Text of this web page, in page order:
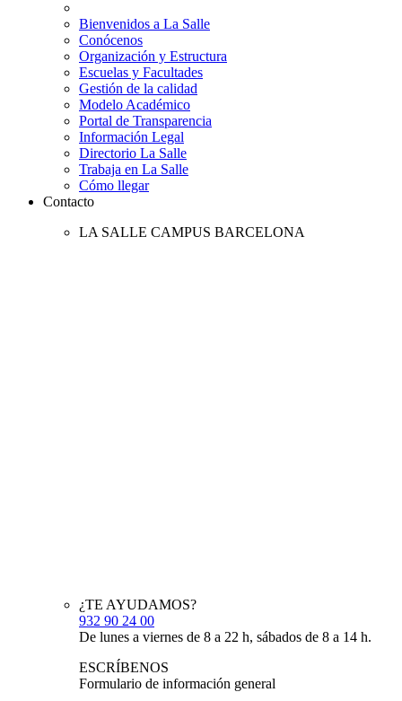
Bienvenidos a La Salle
Conócenos
Organización y Estructura
Escuelas y Facultades
Gestión de la calidad
Modelo Académico
Portal de Transparencia
Información Legal
Directorio La Salle
Trabaja en La Salle
Cómo llegar
Contacto
LA SALLE CAMPUS BARCELONA
¿TE AYUDAMOS?
932 90 24 00
De lunes a viernes de 8 a 22 h, sábados de 8 a 14 h.
ESCRÍBENOS
Formulario de información general